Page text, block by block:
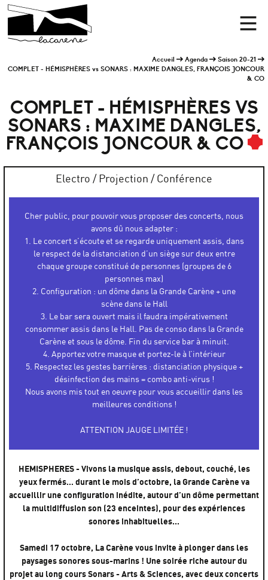
Panneau de gestion des cookies
Accueil
Menu
Accueil Agenda
Saison 20-21
COMPLET - HÉMISPHÈRES vs SONARS : MAXIME DANGLES, FRANÇOIS JONCOUR
& CO
COMPLET - HÉMISPHÈRES VS
SONARS : MAXIME DANGLES,
FRANÇOIS JONCOUR & CO
Electro / Projection / Conférence
Cher public, pour pouvoir vous proposer des concerts, nous
avons dû nous adapter :
1. Le concert s’écoute et se regarde uniquement assis, dans
le respect de la distanciation d’un siège sur deux entre
chaque groupe constitué de personnes (groupes de 6
personnes max)
2. Configuration : un dôme dans la Grande Carène + une
scène dans le Hall
3. Le bar sera ouvert mais il faudra impérativement
consommer assis dans le Hall. Pas de conso dans la Grande
Carène et sous le dôme. Fin du service bar à minuit.
4. Apportez votre masque et portez-le à l’intérieur
5. Respectez les gestes barrières : distanciation physique +
désinfection des mains = combo anti-virus !
Nous avons mis tout en oeuvre pour vous accueillir dans les
meilleures conditions !
ATTENTION JAUGE LIMITÉE !
HEMISPHERES - Vivons la musique assis, debout, couché, les
yeux fermés… durant le mois d’octobre, la Grande Carène va
accueillir une configuration inédite, autour d’un dôme permettant
la multidiffusion son (23 enceintes), pour des expériences
sonores inhabituelles...
Samedi 17 octobre, La Carène vous invite à plonger dans les
paysages sonores sous-marins ! Une soirée riche autour du
projet au long cours Sonars - Arts & Sciences, avec deux concerts